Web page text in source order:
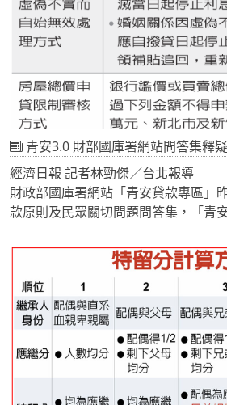
青安3.0 財部國庫署網站問答集釋疑
經濟日報 記者林勁傑／台北報導
財政部國庫署網站「青安貸款專區」
款原則及民眾關切問題問答集，「青
青安3.0新增婚育宅加碼額度部分，目
或因虛偽不實而自始無效處理方式，
女家庭倘後續監護權異動時的處置，
題複雜，例如夫妻離婚，即使未有監
養義務，故政策仍先給予補貼，但不
修相關規範。